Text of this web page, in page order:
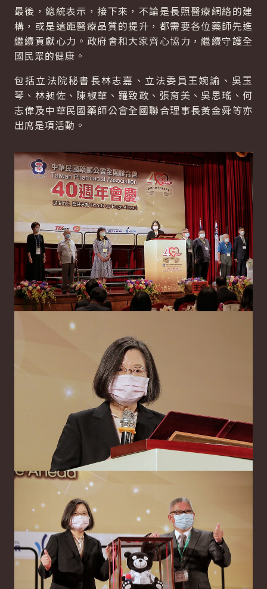
最後，總統表示，接下來，不論是長照醫療網絡的建
構，或是遠距醫療品質的提升，都需要各位藥師先進
繼續貢獻心力。政府會和大家齊心協力，繼續守護全
國民眾的健康。
包括立法院秘書長林志嘉、立法委員王婉諭、吳玉
琴、林昶佐、陳椒華、羅致政、張育美、吳思瑤、何
志偉及中華民國藥師公會全國聯合理事長黃金舜等亦
出席是項活動。